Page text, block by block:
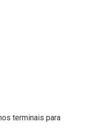
terminais para